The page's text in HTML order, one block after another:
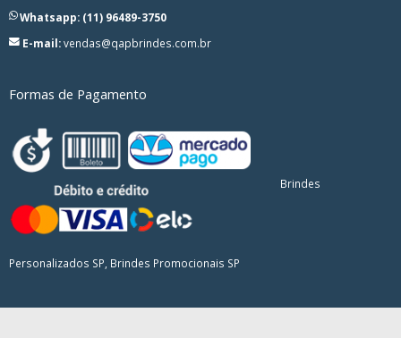
Whatsapp: (11) 96489-3750
E-mail:vendas@qapbrindes.com.br
Formas de Pagamento
Brindes
Personalizados SP, Brindes Promocionais SP